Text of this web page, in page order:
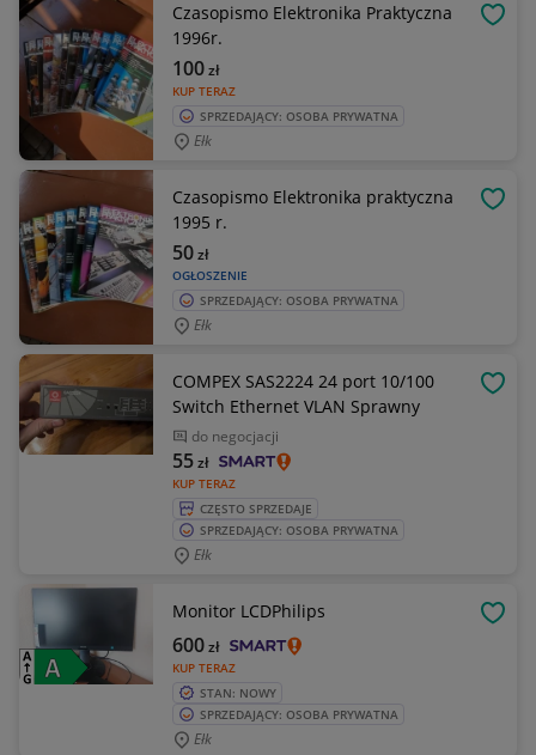
Czasopismo Elektronika Praktyczna
1996r.
KUP TERAZ
100zł
SPRZEDAJĄCY: OSOBA PRYWATNA
Ełk
Czasopismo Elektronika praktyczna
1995 r.
OGŁOSZENIE
50zł
SPRZEDAJĄCY: OSOBA PRYWATNA
Ełk
COMPEX SAS2224 24 port 10/100
Switch Ethernet VLAN Sprawny
do negocjacji
KUP TERAZ
55zł
CZĘSTO SPRZEDAJE
SPRZEDAJĄCY: OSOBA PRYWATNA
Ełk
Monitor LCDPhilips
KUP TERAZ
600zł
STAN: NOWY
SPRZEDAJĄCY: OSOBA PRYWATNA
Ełk